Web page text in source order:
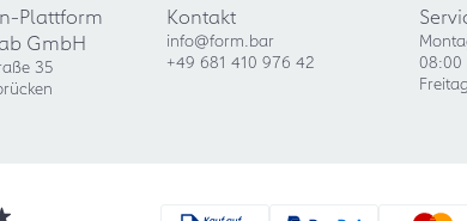
Plattform
GmbH
35
Kontakt
info@form.bar
+49 681 410 976 42
08:00